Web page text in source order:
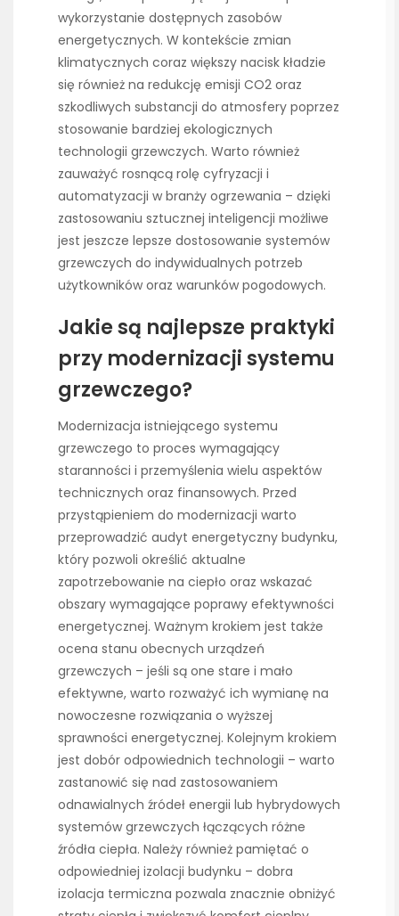
wykorzystanie dostępnych zasobów
energetycznych. W kontekście zmian
klimatycznych coraz większy nacisk kładzie
się również na redukcję emisji CO2 oraz
szkodliwych substancji do atmosfery poprzez
stosowanie bardziej ekologicznych
technologii grzewczych. Warto również
zauważyć rosnącą rolę cyfryzacji i
automatyzacji w branży ogrzewania – dzięki
zastosowaniu sztucznej inteligencji możliwe
jest jeszcze lepsze dostosowanie systemów
grzewczych do indywidualnych potrzeb
użytkowników oraz warunków pogodowych.
Jakie są najlepsze praktyki
przy modernizacji systemu
grzewczego?
Modernizacja istniejącego systemu
grzewczego to proces wymagający
staranności i przemyślenia wielu aspektów
technicznych oraz finansowych. Przed
przystąpieniem do modernizacji warto
przeprowadzić audyt energetyczny budynku,
który pozwoli określić aktualne
zapotrzebowanie na ciepło oraz wskazać
obszary wymagające poprawy efektywności
energetycznej. Ważnym krokiem jest także
ocena stanu obecnych urządzeń
grzewczych – jeśli są one stare i mało
efektywne, warto rozważyć ich wymianę na
nowoczesne rozwiązania o wyższej
sprawności energetycznej. Kolejnym krokiem
jest dobór odpowiednich technologii – warto
zastanowić się nad zastosowaniem
odnawialnych źródeł energii lub hybrydowych
systemów grzewczych łączących różne
źródła ciepła. Należy również pamiętać o
odpowiedniej izolacji budynku – dobra
izolacja termiczna pozwala znacznie obniżyć